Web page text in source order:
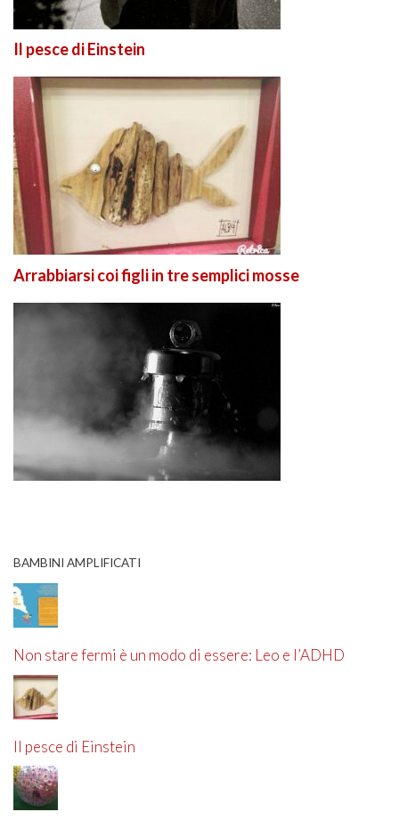
Il pesce di Einstein
Arrabbiarsi coi figli in tre semplici mosse
BAMBINI AMPLIFICATI
Non stare fermi è un modo di essere: Leo e l’ADHD
Il pesce di Einstein